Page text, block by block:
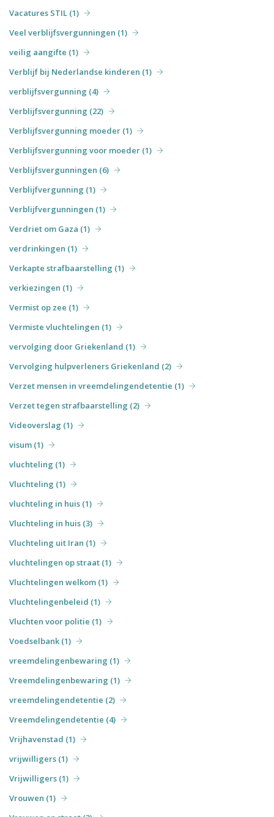
Vacatures STIL (1)
Veel verblijfsvergunningen (1)
veilig aangifte (1)
Verblijf bij Nederlandse kinderen (1)
verblijfsvergunning (4)
Verblijfsvergunning (22)
Verblijfsvergunning moeder (1)
Verblijfsvergunning voor moeder (1)
Verblijfsvergunningen (6)
Verblijfvergunning (1)
Verblijfvergunningen (1)
Verdriet om Gaza (1)
verdrinkingen (1)
Verkapte strafbaarstelling (1)
verkiezingen (1)
Vermist op zee (1)
Vermiste vluchtelingen (1)
vervolging door Griekenland (1)
Vervolging hulpverleners Griekenland (2)
Verzet mensen in vreemdelingendetentie (1)
Verzet tegen strafbaarstelling (2)
Videoverslag (1)
visum (1)
vluchteling (1)
Vluchteling (1)
vluchteling in huis (1)
Vluchteling in huis (3)
Vluchteling uit Iran (1)
vluchtelingen op straat (1)
Vluchtelingen welkom (1)
Vluchtelingenbeleid (1)
Vluchten voor politie (1)
Voedselbank (1)
vreemdelingenbewaring (1)
Vreemdelingenbewaring (1)
vreemdelingendetentie (2)
Vreemdelingendetentie (4)
Vrijhavenstad (1)
vrijwilligers (1)
Vrijwilligers (1)
Vrouwen (1)